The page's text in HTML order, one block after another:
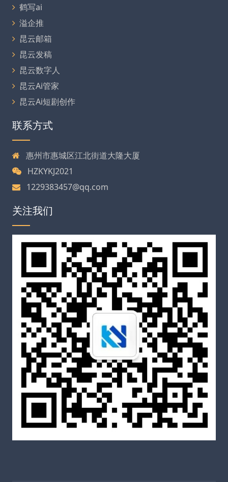
鹤写ai
溢企推
昆云邮箱
昆云发稿
昆云数字人
昆云Ai管家
昆云Ai短剧创作
联系方式
惠州市惠城区江北街道大隆大厦
HZKYKJ2021
1229383457@qq.com
关注我们